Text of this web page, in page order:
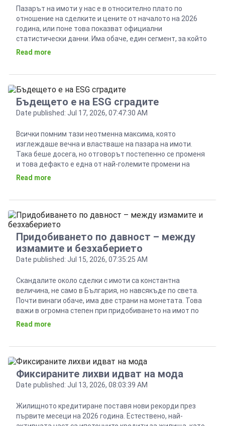
Пазарът на имоти у нас е в относително плато по
отношение на сделките и цените от началото на 2026
година, или поне това показват официални
статистически данни. Има обаче, един сегмент, за който
думата „застой“ не важи, особено що се отнася до
Read more
Бъдещето е на ESG сградите
Date published: Jul 17, 2026, 07:47:30 AM
Всички помним тази неотменна максима, която
изглеждаше вечна и властваше на пазара на имоти.
Така беше досега, но отговорът постепенно се променя
и това дефакто е една от най-големите промени на
имотните пазари, не само у нас, но и в целия Европейски
Read more
Придобиването по давност – между
измамите и безхаберието
Date published: Jul 15, 2026, 07:35:25 AM
Скандалите около сделки с имоти са константна
величина, не само в България, но навсякъде по света.
Почти винаги обаче, има две страни на монетата. Това
важи в огромна степен при придобиването на имот по
давност, което се оказва честа практика у нас. Част от
Read more
Фиксираните лихви идват на мода
Date published: Jul 13, 2026, 08:03:39 AM
Жилищното кредитиране поставя нови рекорди през
първите месеци на 2026 година. Естествено, най-